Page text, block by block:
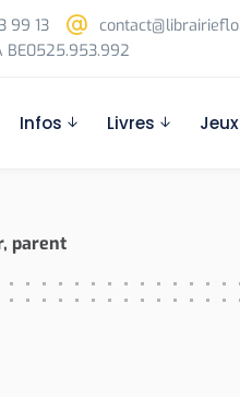
99 13
BE0525.953.992
Infos Livres Jeux
parent